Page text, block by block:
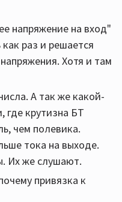
напряжение на вход"
раз и решается
Хотя и там
А так же какой-
где крутизна БТ
чем полевика.
тока на выходе.
Их же слушают.
привязка к